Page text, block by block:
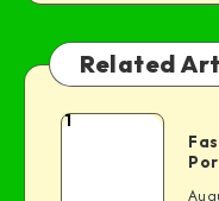
Related
1